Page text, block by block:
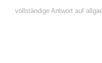
vollständige Antwort auf